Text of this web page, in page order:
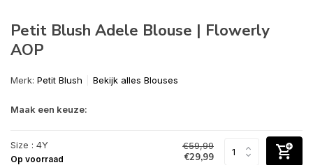
Petit Blush Adele Blouse | Flowerly
AOP
Merk: Petit Blush Bekijk alles Blouses
Maak een keuze:
Size : 4Y
Op voorraad
€59,99
€29,99